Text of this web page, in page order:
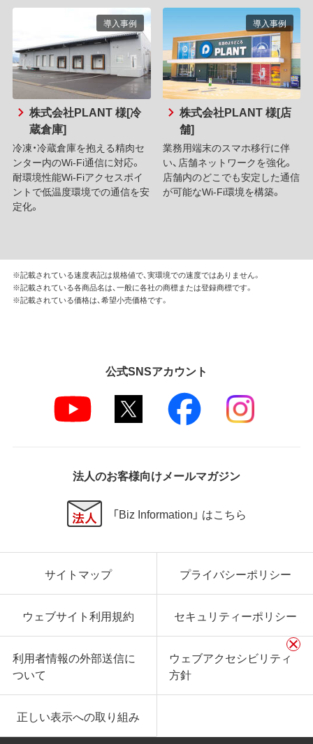
株式会社PLANT 様[冷
蔵倉庫]
冷凍・冷蔵倉庫を抱える精肉セ
ンター内のWi-Fi通信に対応。
耐環境性能Wi-Fiアクセスポイ
ントで低温度環境での通信を安
定化。
導入事例
株式会社PLANT 様[店
舗]
業務用端末のスマホ移行に伴
い、店舗ネットワークを強化。
店舗内のどこでも安定した通信
が可能なWi-Fi環境を構築。
導入事例
※記載されている速度表記は規格値で、実環境での速度ではありません。
※記載されている各商品名は、一般に各社の商標または登録商標です。
※記載されている価格は、希望小売価格です。
公式SNSアカウント
法人のお客様向けメールマガジン
「Biz Information」 はこちら
サイトマップ プライバシーポリシー
ウェブサイト利用規約 セキュリティーポリシー
利用者情報の外部送信に
ついて
ウェブアクセシビリティ
方針
正しい表示への取り組み